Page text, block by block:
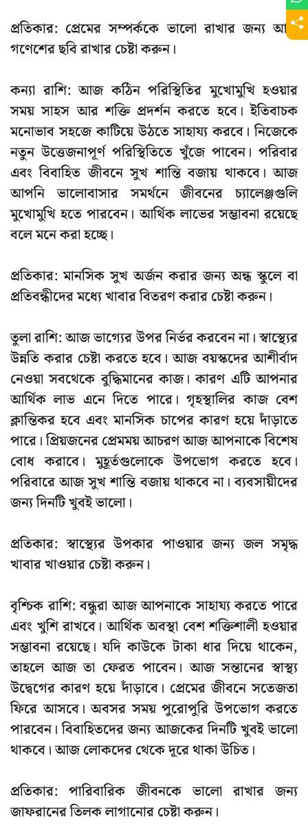
প্রতিকার: প্রেমের সম্পর্ককে ভালো রাখার জন্য আজ
গণেশের ছবি রাখার চেষ্টা করুন।
কন্যা রাশি: আজ কঠিন পরিস্থিতির মুখোমুখি হওয়ার
সময় সাহস আর শক্তি প্রদর্শন করতে হবে। ইতিবাচক
মনোভাব সহজে কাটিয়ে উঠতে সাহায্য করবে। নিজেকে
নতুন উত্তেজনাপূর্ণ পরিস্থিতিতে খুঁজে পাবেন। পরিবার
এবং বিবাহিত জীবনে সুখ শান্তি বজায় থাকবে। আজ
আপনি ভালোবাসার সমর্থনে জীবনের চ্যালেঞ্জগুলি
মুখোমুখি হতে পারবেন। আর্থিক লাভের সম্ভাবনা রয়েছে
বলে মনে করা হচ্ছে।
প্রতিকার: মানসিক সুখ অর্জন করার জন্য অন্ধ স্কুলে বা
প্রতিবন্ধীদের মধ্যে খাবার বিতরণ করার চেষ্টা করুন।
তুলা রাশি: আজ ভাগ্যের উপর নির্ভর করবেন না। স্বাস্থ্যের
উন্নতি করার চেষ্টা করতে হবে। আজ বয়স্কদের আশীর্বাদ
নেওয়া সবথেকে বুদ্ধিমানের কাজ। কারণ এটি আপনার
আর্থিক লাভ এনে দিতে পারে। গৃহস্থালির কাজ বেশ
ক্লান্তিকর হবে এবং মানসিক চাপের কারণ হয়ে দাঁড়াতে
পারে। প্রিয়জনের প্রেমময় আচরণ আজ আপনাকে বিশেষ
বোধ করাবে। মুহূর্তগুলোকে উপভোগ করতে হবে।
পরিবারে আজ সুখ শান্তি বজায় থাকবে না। ব্যবসায়ীদের
জন্য দিনটি খুবই ভালো।
প্রতিকার: স্বাস্থ্যের উপকার পাওয়ার জন্য জল সমৃদ্ধ
খাবার খাওয়ার চেষ্টা করুন।
বৃশ্চিক রাশি:বন্ধুরা আজ আপনাকে সাহায্য করতে পারে
এবং খুশি রাখবে। আর্থিক অবস্থা বেশ শক্তিশালী হওয়ার
সম্ভাবনা রয়েছে। যদি কাউকে টাকা ধার দিয়ে থাকেন,
তাহলে আজ তা ফেরত পাবেন। আজ সন্তানের স্বাস্থ্য
উদ্বেগের কারণ হয়ে দাঁড়াবে। প্রেমের জীবনে সতেজতা
ফিরে আসবে। অবসর সময় পুরোপুরি উপভোগ করতে
পারবেন। বিবাহিতদের জন্য আজকের দিনটি খুবই ভালো
থাকবে। আজ লোকদের থেকে দূরে থাকা উচিত।
প্রতিকার: পারিবারিক জীবনকে ভালো রাখার জন্য
জাফরানের তিলক লাগানোর চেষ্টা করুন।